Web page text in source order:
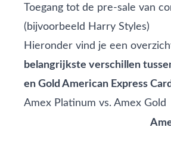
Toegang tot de pre-sale van
(bijvoorbeeld Harry Styles)
Hieronder vind je een
belangrijkste verschillen
en Gold American Express Card
Amex Platinum vs. Amex Gold